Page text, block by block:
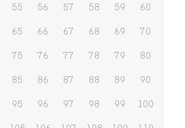
55 56 57 58 59
60
65 66 67 68 69
70
75 76 77 78 79
80
85 86 87 88 89
90
95 96 97 98 99
100